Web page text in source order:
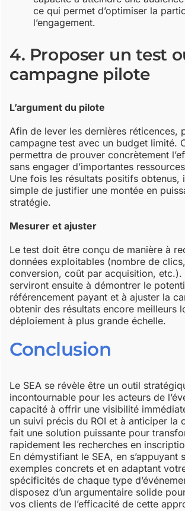
ce qui permet d’optimiser la
l’engagement.
4. Proposer un test
campagne pilote
L’argument du pilote
Afin de lever les dernières réticences,
campagne test avec un budget limité.
permettra de prouver concrètement
sans engager d’importantes
Une fois les résultats positifs obtenus,
simple de justifier une montée en
stratégie.
Mesurer et ajuster
Le test doit être conçu de manière à
données exploitables (nombre de
conversion, coût par acquisition, etc.).
serviront ensuite à démontrer le
référencement payant et à ajuster la
obtenir des résultats encore meilleurs
déploiement à plus grande échelle.
Conclusion
Le SEA se révèle être un outil
incontournable pour les acteurs de
capacité à offrir une visibilité
un suivi précis du ROI et à anticiper la
fait une solution puissante pour
rapidement les recherches en
En démystifiant le SEA, en s’appuyant
exemples concrets et en adaptant
spécificités de chaque type
disposez d’un argumentaire solide
vos clients de l’efficacité de cette